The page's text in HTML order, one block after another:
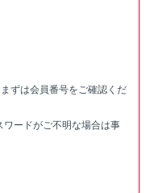
ずは会員番号をご確認くだ
ードがご不明な場合は事